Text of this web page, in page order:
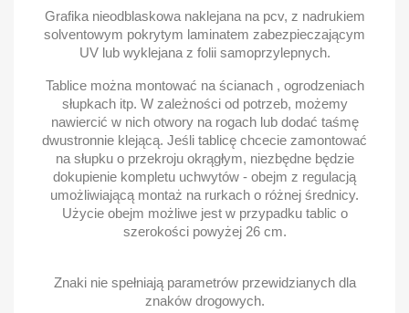
Grafika nieodblaskowa naklejana na pcv, z nadrukiem
solventowym pokrytym laminatem zabezpieczającym
UV lub wyklejana z folii samoprzylepnych.
Tablice można montować na ścianach , ogrodzeniach
słupkach itp. W zależności od potrzeb, możemy
nawiercić w nich otwory na rogach lub dodać taśmę
dwustronnie klejącą. Jeśli tablicę chcecie zamontować
na słupku o przekroju okrągłym, niezbędne będzie
dokupienie kompletu uchwytów - obejm z regulacją
umożliwiającą montaż na rurkach o różnej średnicy.
Użycie obejm możliwe jest w przypadku tablic o
szerokości powyżej 26 cm.
Znaki nie spełniają parametrów przewidzianych dla
znaków drogowych.